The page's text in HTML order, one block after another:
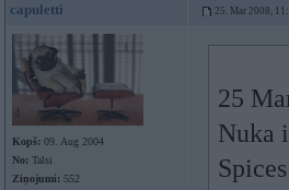
capuletti 25. Mar 2008,
Kopš: 09. Aug 2004
No: Talsi
Ziņojumi: 552
25
Nuka